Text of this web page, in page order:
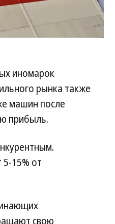
иномарок
рынка также
машин после
прибыль.
15% от
свою